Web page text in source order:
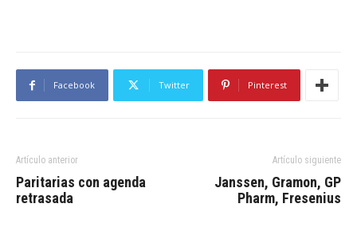
Facebook Twitter Pinterest
Artículo anterior
Paritarias con agenda
retrasada
Artículo siguiente
Janssen, Gramon, GP
Pharm, Fresenius